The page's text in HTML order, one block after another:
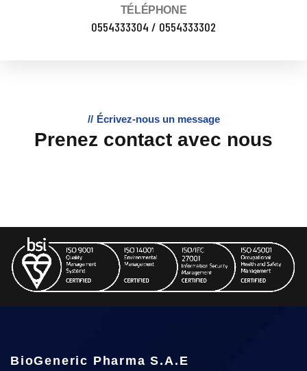
TÉLÉPHONE
0554333304 / 0554333302
Écrivez-nous un message
Prenez contact avec nous
BioGeneric Pharma S.A.E